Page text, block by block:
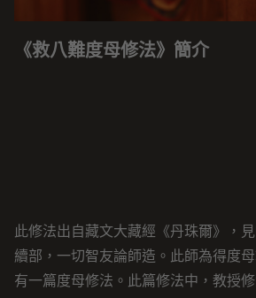
《救八難度母修法》簡介
此修法出自藏文大藏經《丹珠爾》，
續部，一切智友論師造。此師為得度
有一篇度母修法。此篇修法中，教授